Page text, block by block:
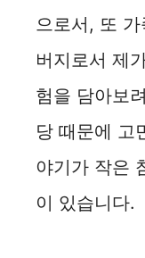
으로서, 또
버지로서 제
험을 담아보
당 때문에 고
야기가 작은
이 있습니다.